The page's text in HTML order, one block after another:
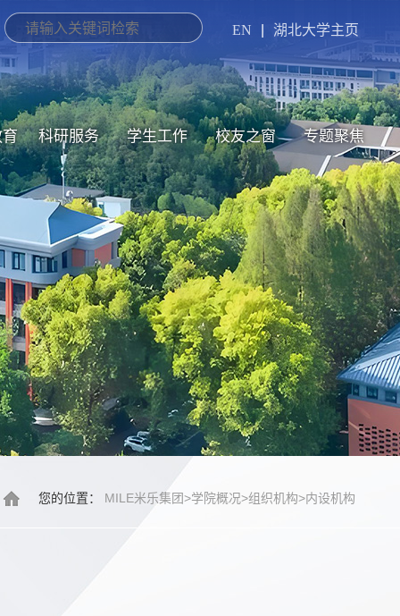
EN 湖北大学主页
科研服务 学生工作 校友之窗 专题聚焦
您的位置： MILE米乐集团>学院概况>组织机构>内设机构